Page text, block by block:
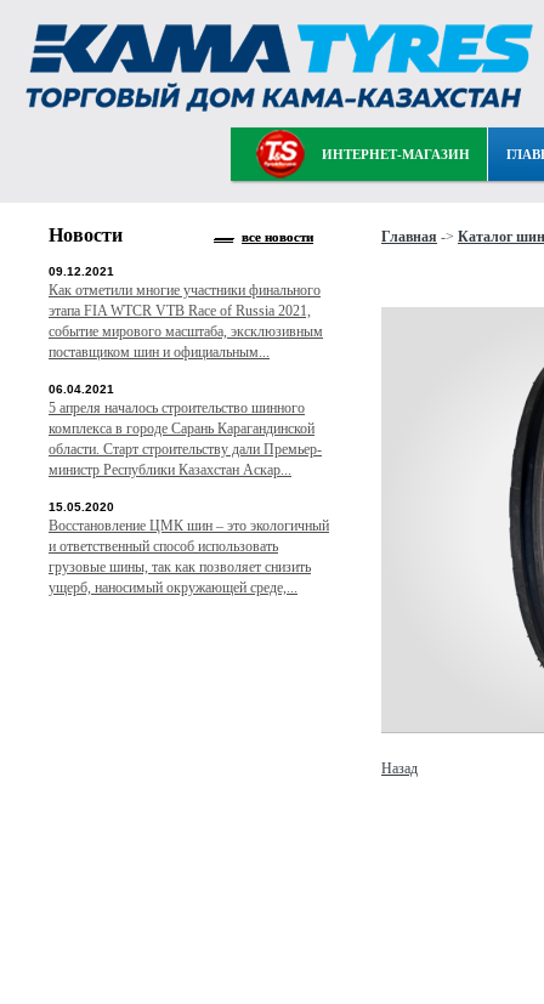
ИНТЕРНЕТ-МАГАЗИН
Главная -> Каталог шин
Назад
Новости все новости
09.12.2021
Как отметили многие участники финального
этапа FIA WTCR VTB Race of Russia 2021,
событие мирового масштаба, эксклюзивным
поставщиком шин и официальным...
06.04.2021
5 апреля началось строительство шинного
комплекса в городе Сарань Карагандинской
области. Старт строительству дали Премьер-
министр Республики Казахстан Аскар...
15.05.2020
Восстановление ЦМК шин – это экологичный
и ответственный способ использовать
грузовые шины, так как позволяет снизить
ущерб, наносимый окружающей среде,...